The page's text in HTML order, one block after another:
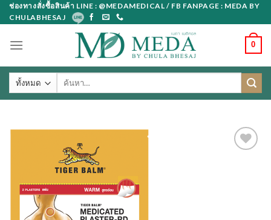
Skip
to
ช่องทางสั่งซื้อสินค้า LINE : @MEDAMEDICAL / FB FANPAGE : MEDA BY
CHULABHESAJ
0
ค้นหา: